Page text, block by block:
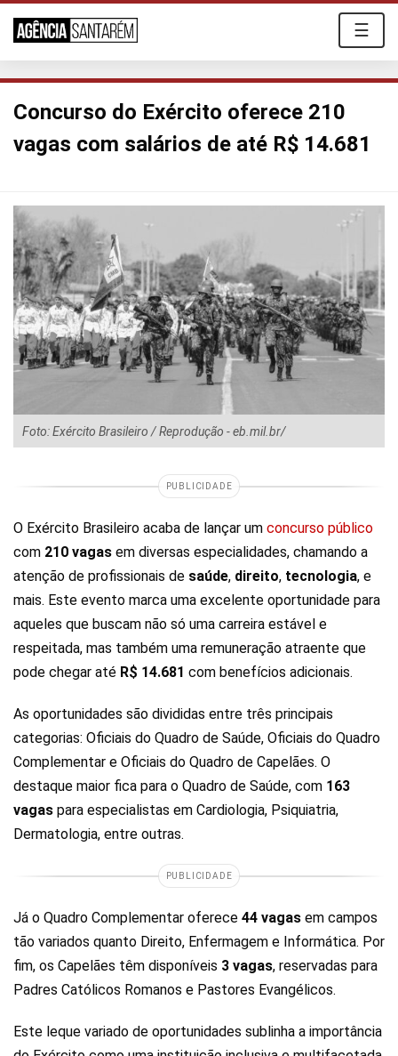
☰
Concurso do Exército oferece 210
vagas com salários de até R$ 14.681
Foto: Exército Brasileiro / Reprodução - eb.mil.br/
PUBLICIDADE
O Exército Brasileiro acaba de lançar um concurso público
com 210 vagas em diversas especialidades, chamando a
atenção de profissionais de saúde, direito, tecnologia, e
mais. Este evento marca uma excelente oportunidade para
aqueles que buscam não só uma carreira estável e
respeitada, mas também uma remuneração atraente que
pode chegar até R$ 14.681 com benefícios adicionais.
As oportunidades são divididas entre três principais
categorias: Oficiais do Quadro de Saúde, Oficiais do Quadro
Complementar e Oficiais do Quadro de Capelães. O
destaque maior fica para o Quadro de Saúde, com 163
vagas para especialistas em Cardiologia, Psiquiatria,
Dermatologia, entre outras.
PUBLICIDADE
Já o Quadro Complementar oferece 44 vagas em campos
tão variados quanto Direito, Enfermagem e Informática. Por
fim, os Capelães têm disponíveis 3 vagas, reservadas para
Padres Católicos Romanos e Pastores Evangélicos.
Este leque variado de oportunidades sublinha a importância